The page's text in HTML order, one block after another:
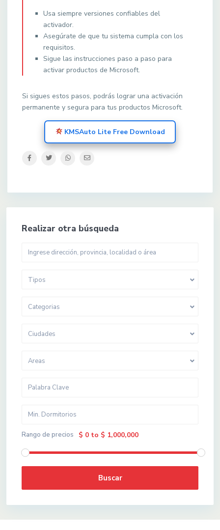
Usa siempre versiones confiables del
activador.
Asegúrate de que tu sistema cumpla con los
requisitos.
Sigue las instrucciones paso a paso para
activar productos de Microsoft.
Si sigues estos pasos, podrás lograr una activación
permanente y segura para tus productos Microsoft.
KMSAuto Lite Free Download
Realizar otra búsqueda
Tipos
Categorias
Ciudades
Areas
Rango de precios $ 0 to $ 1,000,000
Buscar